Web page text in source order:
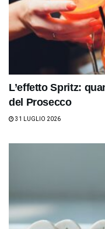
L’effetto Spritz:
del Prosecco
31 LUGLIO 2026